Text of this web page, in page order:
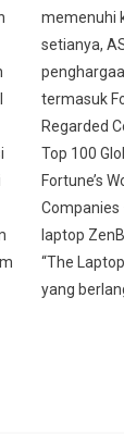
memenuhi
setianya,
termasuk
Regarded
Top 100
Fortune’s
laptop
“The
yang